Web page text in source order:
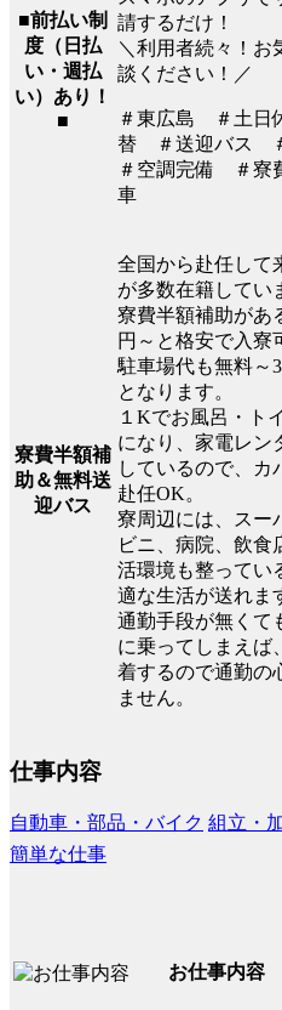
■前払い制
度（日払
い・週払
い）あり！
■
請するだけ！
＼利用者続々！お
談ください！／
＃東広島 ＃土日
替 ＃送迎バス
＃空調完備 ＃寮
車
寮費半額補
助＆無料送
迎バス
全国から赴任して
が多数在籍してい
寮費半額補助があ
円～と格安で入寮
駐車場代も無料～
となります。
１Kでお風呂・ト
になり、家電レン
しているので、カ
赴任OK。
寮周辺には、スー
ビニ、病院、飲食
活環境も整ってい
適な生活が送れま
通勤手段が無くて
に乗ってしまえば
着するので通勤の
ません。
仕事内容
自動車・部品・バイク 組立・
簡単な仕事
お仕事内容